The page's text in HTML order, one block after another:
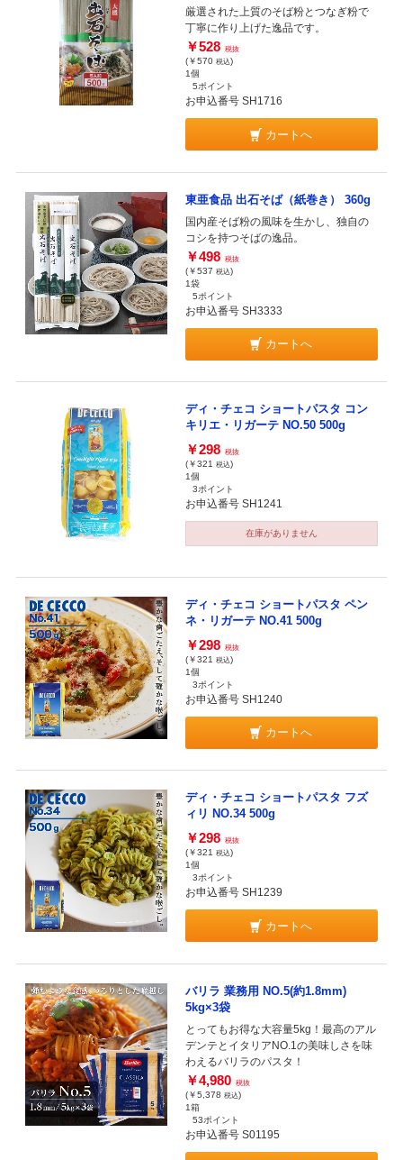
厳選された上質のそば粉とつなぎ粉で
丁寧に作り上げた逸品です。
￥528 税抜
(￥570 税込)
1個
5ポイント
お申込番号 SH1716
カートへ
東亜食品 出石そば（紙巻き） 360g
国内産そば粉の風味を生かし、独自の
コシを持つそばの逸品。
￥498 税抜
(￥537 税込)
1袋
5ポイント
お申込番号 SH3333
カートへ
ディ・チェコ ショートパスタ コン
キリエ・リガーテ NO.50 500g
￥298 税抜
(￥321 税込)
1個
3ポイント
お申込番号 SH1241
在庫がありません
ディ・チェコ ショートパスタ ペン
ネ・リガーテ NO.41 500g
￥298 税抜
(￥321 税込)
1個
3ポイント
お申込番号 SH1240
カートへ
ディ・チェコ ショートパスタ フズ
ィリ NO.34 500g
￥298 税抜
(￥321 税込)
1個
3ポイント
お申込番号 SH1239
カートへ
バリラ 業務用 NO.5(約1.8mm)
5kg×3袋
とってもお得な大容量5kg！最高のアル
デンテとイタリアNO.1の美味しさを味
わえるバリラのパスタ！
￥4,980 税抜
(￥5,378 税込)
1箱
53ポイント
お申込番号 S01195